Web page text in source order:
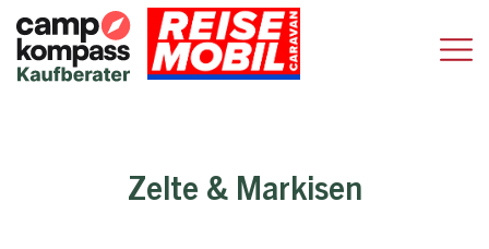
Zelte & Markisen